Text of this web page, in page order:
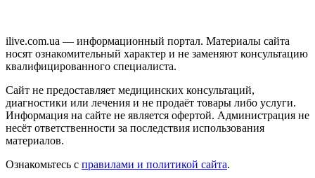
ilive.com.ua — информационный портал. Материалы сайта
носят ознакомительный характер и не заменяют консультацию
квалифицированного специалиста.
Сайт не предоставляет медицинских консультаций,
диагностики или лечения и не продаёт товары либо услуги.
Информация на сайте не является офертой. Администрация не
несёт ответственности за последствия использования
материалов.
Ознакомьтесь с правилами и политикой сайта.